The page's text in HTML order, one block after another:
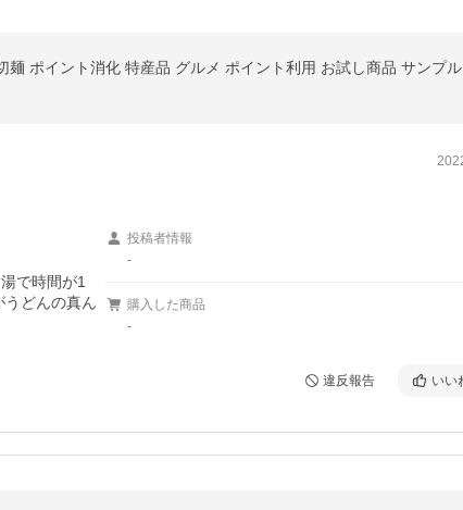
ポイント消化 特産品 グルメ ポイント利用 お試し商品 サンプル
で時間が1
どんの真ん
投稿者情報
-
購入した商品
-
違反報告 いい